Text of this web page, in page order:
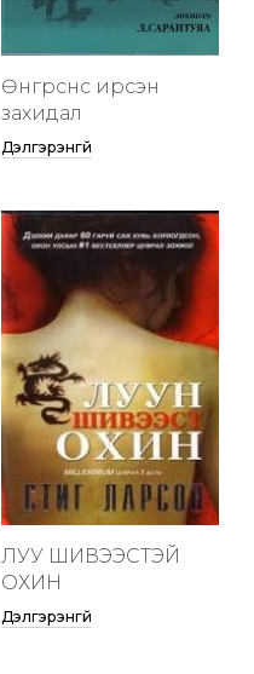
Өнгөрснөөс ирсэн
захидал
Дэлгэрэнгүй
ЛУУ ШИВЭЭСТЭЙ
ОХИН
Дэлгэрэнгүй